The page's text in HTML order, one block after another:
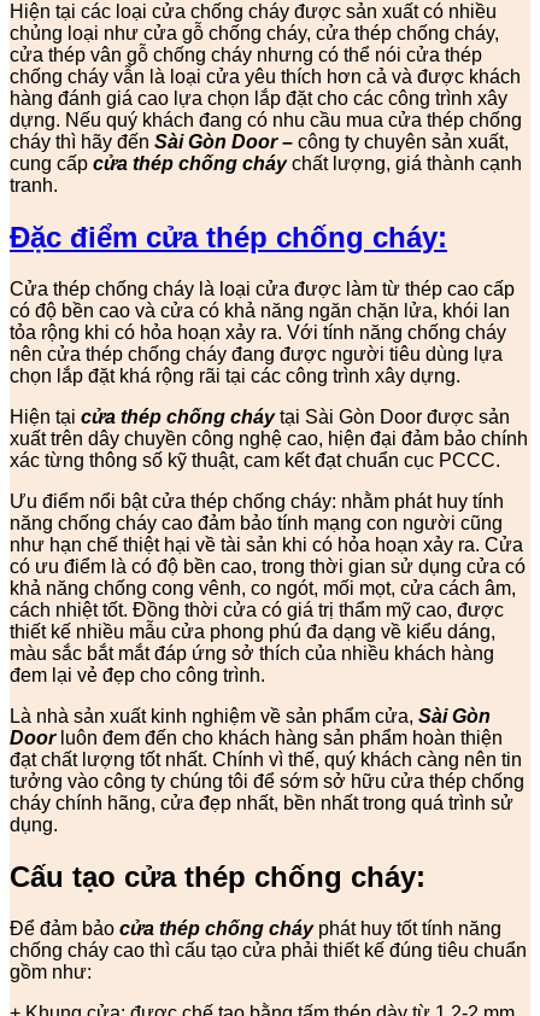
Hiện tại các loại cửa chống cháy được sản xuất có nhiều
chủng loại như cửa gỗ chống cháy, cửa thép chống cháy,
cửa thép vân gỗ chống cháy nhưng có thể nói cửa thép
chống cháy vẫn là loại cửa yêu thích hơn cả và được khách
hàng đánh giá cao lựa chọn lắp đặt cho các công trình xây
dựng. Nếu quý khách đang có nhu cầu mua cửa thép chống
cháy thì hãy đến Sài Gòn Door– công ty chuyên sản xuất,
cung cấp cửa thép chống cháychất lượng, giá thành cạnh
tranh.
Đặc điểm cửa thép chống cháy:
Cửa thép chống cháy là loại cửa được làm từ thép cao cấp
có độ bền cao và cửa có khả năng ngăn chặn lửa, khói lan
tỏa rộng khi có hỏa hoạn xảy ra. Với tính năng chống cháy
nên cửa thép chống cháy đang được người tiêu dùng lựa
chọn lắp đặt khá rộng rãi tại các công trình xây dựng.
Hiện tại cửa thép chống cháytại Sài Gòn Door được sản
xuất trên dây chuyền công nghệ cao, hiện đại đảm bảo chính
xác từng thông số kỹ thuật, cam kết đạt chuẩn cục PCCC.
Ưu điểm nổi bật cửa thép chống cháy: nhằm phát huy tính
năng chống cháy cao đảm bảo tính mạng con người cũng
như hạn chế thiệt hại về tài sản khi có hỏa hoạn xảy ra. Cửa
có ưu điểm là có độ bền cao, trong thời gian sử dụng cửa có
khả năng chống cong vênh, co ngót, mối mọt, cửa cách âm,
cách nhiệt tốt. Đồng thời cửa có giá trị thẩm mỹ cao, được
thiết kế nhiều mẫu cửa phong phú đa dạng về kiểu dáng,
màu sắc bắt mắt đáp ứng sở thích của nhiều khách hàng
đem lại vẻ đẹp cho công trình.
Là nhà sản xuất kinh nghiệm về sản phẩm cửa, Sài Gòn
Doorluôn đem đến cho khách hàng sản phẩm hoàn thiện
đạt chất lượng tốt nhất. Chính vì thế, quý khách càng nên tin
tưởng vào công ty chúng tôi để sớm sở hữu cửa thép chống
cháy chính hãng, cửa đẹp nhất, bền nhất trong quá trình sử
dụng.
Cấu tạo cửa thép chống cháy:
Để đảm bảo cửa thép chống cháyphát huy tốt tính năng
chống cháy cao thì cấu tạo cửa phải thiết kế đúng tiêu chuẩn
gồm như: